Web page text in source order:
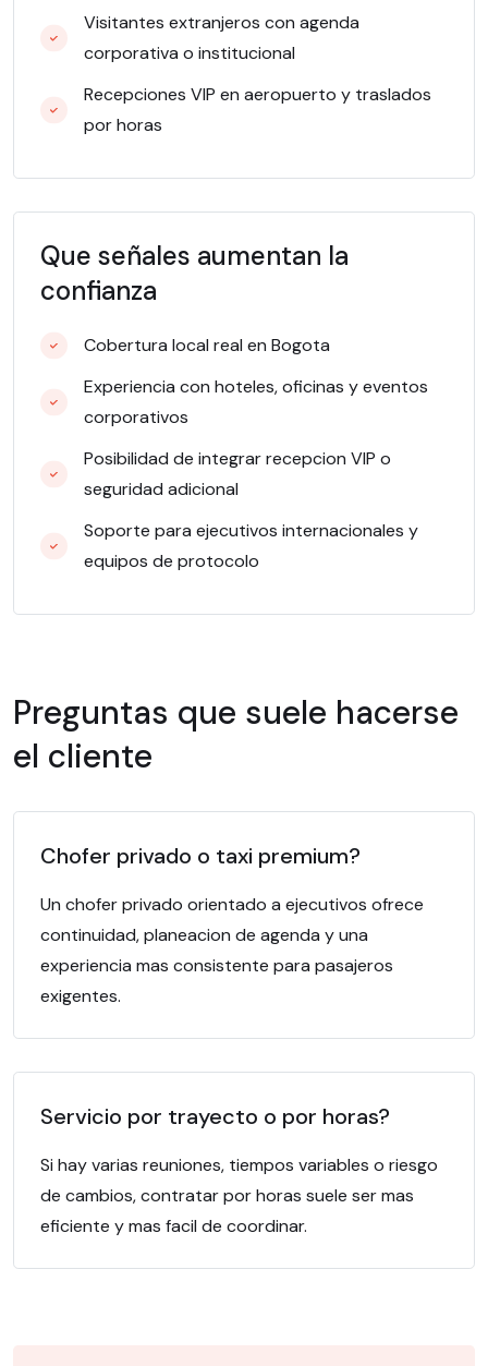
Visitantes extranjeros con agenda
corporativa o institucional
Recepciones VIP en aeropuerto y traslados
por horas
Que señales aumentan la
confianza
Cobertura local real en Bogota
Experiencia con hoteles, oficinas y eventos
corporativos
Posibilidad de integrar recepcion VIP o
seguridad adicional
Soporte para ejecutivos internacionales y
equipos de protocolo
Preguntas que suele hacerse
el cliente
Chofer privado o taxi premium?
Un chofer privado orientado a ejecutivos ofrece
continuidad, planeacion de agenda y una
experiencia mas consistente para pasajeros
exigentes.
Servicio por trayecto o por horas?
Si hay varias reuniones, tiempos variables o riesgo
de cambios, contratar por horas suele ser mas
eficiente y mas facil de coordinar.